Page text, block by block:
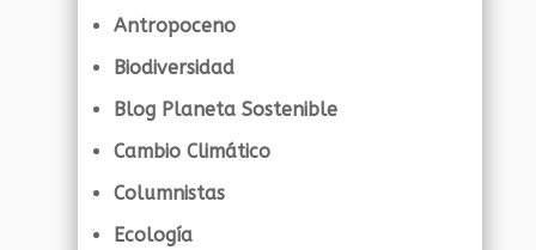
Antropoceno
Biodiversidad
Blog Planeta Sostenible
Cambio Climático
Columnistas
Ecología